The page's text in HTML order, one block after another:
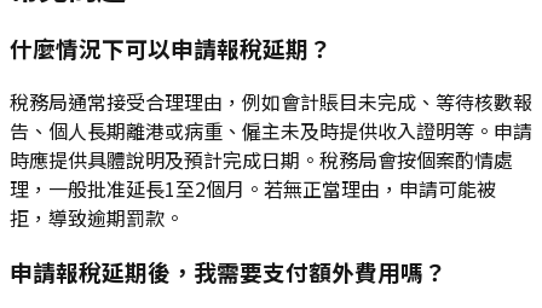
什麼情況下可以申請報稅延期？
稅務局通常接受合理理由，例如會計賬目未完成、等待核數報
告、個人長期離港或病重、僱主未及時提供收入證明等。申請
時應提供具體說明及預計完成日期。稅務局會按個案酌情處
理，一般批准延長1至2個月。若無正當理由，申請可能被
拒，導致逾期罰款。
申請報稅延期後，我需要支付額外費用嗎？